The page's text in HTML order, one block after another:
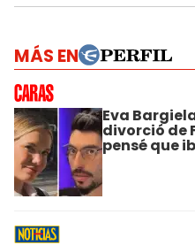
MÁS EN
Eva
divorció de
pensé que